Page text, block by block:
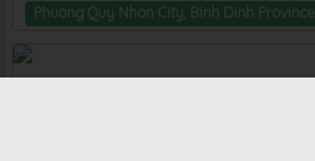
Phuong Quy Nhon City, Binh Dinh Province